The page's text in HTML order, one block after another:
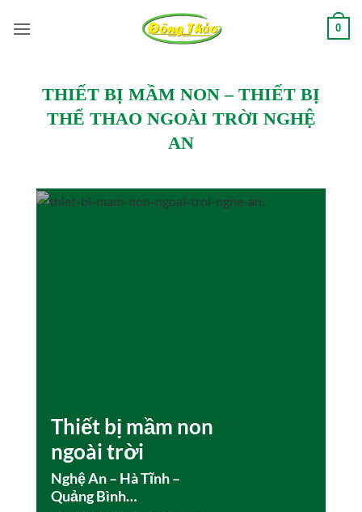
qua
0
THIẾT BỊ MẦM NON – THIẾT BỊ
THỂ THAO NGOÀI TRỜI NGHỆ
AN
Thiết bị mầm non
ngoài trời
Nghệ An – Hà Tĩnh –
Quảng Bình…